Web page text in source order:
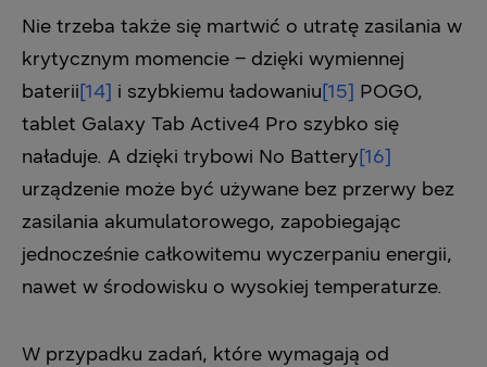
Nie trzeba także się martwić o utratę zasilania w
krytycznym momencie – dzięki wymiennej
baterii[14] i szybkiemu ładowaniu[15] POGO,
tablet Galaxy Tab Active4 Pro szybko się
naładuje. A dzięki trybowi No Battery[16]
urządzenie może być używane bez przerwy bez
zasilania akumulatorowego, zapobiegając
jednocześnie całkowitemu wyczerpaniu energii,
nawet w środowisku o wysokiej temperaturze.
W przypadku zadań, które wymagają od